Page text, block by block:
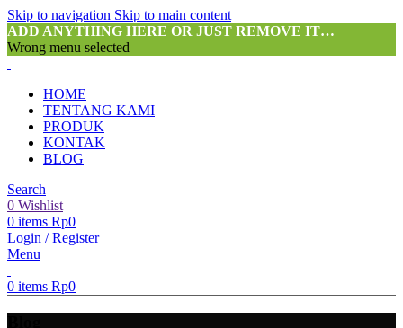
Skip to navigation Skip to main content
ADD ANYTHING HERE OR JUST REMOVE IT…
Wrong menu selected
HOME
TENTANG KAMI
PRODUK
KONTAK
BLOG
Search
0 Wishlist
0 items Rp0
Login / Register
Menu
0 items Rp0